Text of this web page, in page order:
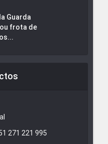
Guarda
frota de
271 221 995